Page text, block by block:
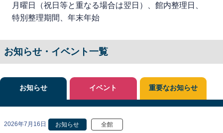
月曜日（祝日等と重なる場合は翌日）、館内整理日、
特別整理期間、年末年始
お知らせ・イベント一覧
お知らせ
2026年7月16日 お知らせ 全館
イベント 重要なお知らせ